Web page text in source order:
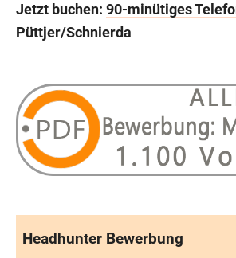
Jetzt buchen: 90-minütiges
Püttjer/Schnierda
Headhunter Bewerbung